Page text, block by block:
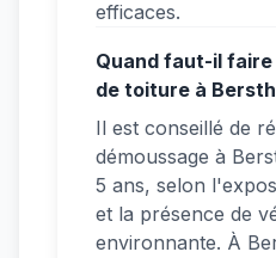
efficaces.
Quand faut-il faire
de toiture à
Il est conseillé de
démoussage à
5 ans, selon
et la présence de
environnante. À